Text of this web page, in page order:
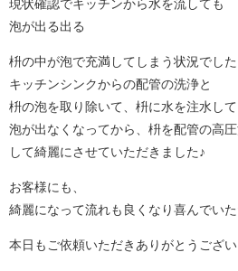
現状確認でキッチンから水を流しても
泡が出る出る
枡の中が泡で充満してしまう状況でし
キッチンシンクからの配管の洗浄と
枡の泡を取り除いて、枡に水を注水して
泡が出なくなってから、枡を配管の高
して綺麗にさせていただきました♪
お客様にも、
綺麗になって流れも良くなり喜んでい
本日もご依頼いただきありがとうござ